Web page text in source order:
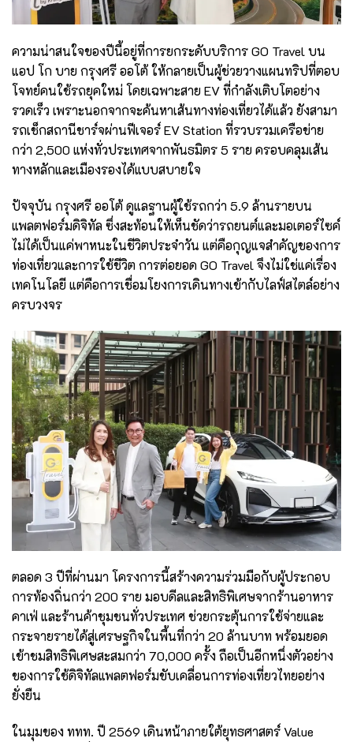
ความน่าสนใจของปีนี้อยู่ที่การยกระดับบริการ GO Travel บน
แอป โก บาย กรุงศรี ออโต้ ให้กลายเป็นผู้ช่วยวางแผนทริปที่ตอบ
โจทย์คนใช้รถยุคใหม่ โดยเฉพาะสาย EV ที่กำลังเติบโตอย่าง
รวดเร็ว เพราะนอกจากจะค้นหาเส้นทางท่องเที่ยวได้แล้ว ยังสามา
รถเช็กสถานีชาร์จผ่านฟีเจอร์ EV Station ที่รวบรวมเครือข่าย
กว่า 2,500 แห่งทั่วประเทศจากพันธมิตร 5 ราย ครอบคลุมเส้น
ทางหลักและเมืองรองได้แบบสบายใจ
ปัจจุบัน กรุงศรี ออโต้ ดูแลฐานผู้ใช้รถกว่า 5.9 ล้านรายบน
แพลตฟอร์มดิจิทัล ซึ่งสะท้อนให้เห็นชัดว่ารถยนต์และมอเตอร์ไซค์
ไม่ได้เป็นแค่พาหนะในชีวิตประจำวัน แต่คือกุญแจสำคัญของการ
ท่องเที่ยวและการใช้ชีวิต การต่อยอด GO Travel จึงไม่ใช่แค่เรื่อง
เทคโนโลยี แต่คือการเชื่อมโยงการเดินทางเข้ากับไลฟ์สไตล์อย่าง
ครบวงจร
ตลอด 3 ปีที่ผ่านมา โครงการนี้สร้างความร่วมมือกับผู้ประกอบ
การท้องถิ่นกว่า 200 ราย มอบดีลและสิทธิพิเศษจากร้านอาหาร
คาเฟ่ และร้านค้าชุมชนทั่วประเทศ ช่วยกระตุ้นการใช้จ่ายและ
กระจายรายได้สู่เศรษฐกิจในพื้นที่กว่า 20 ล้านบาท พร้อมยอด
เข้าชมสิทธิพิเศษสะสมกว่า 70,000 ครั้ง ถือเป็นอีกหนึ่งตัวอย่าง
ของการใช้ดิจิทัลแพลตฟอร์มขับเคลื่อนการท่องเที่ยวไทยอย่าง
ยั่งยืน
ในมุมของ ททท. ปี 2569 เดินหน้าภายใต้ยุทธศาสตร์ Value